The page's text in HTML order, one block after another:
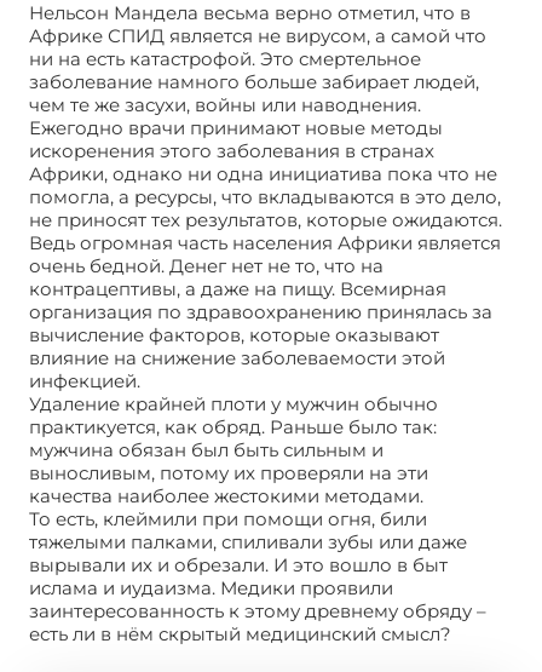
Нельсон Мандела весьма верно отметил, что в
Африке СПИД является не вирусом, а самой что
ни на есть катастрофой. Это смертельное
заболевание намного больше забирает людей,
чем те же засухи, войны или наводнения.
Ежегодно врачи принимают новые методы
искоренения этого заболевания в странах
Африки, однако ни одна инициатива пока что не
помогла, а ресурсы, что вкладываются в это дело,
не приносят тех результатов, которые ожидаются.
Ведь огромная часть населения Африки является
очень бедной. Денег нет не то, что на
контрацептивы, а даже на пищу. Всемирная
организация по здравоохранению принялась за
вычисление факторов, которые оказывают
влияние на снижение заболеваемости этой
инфекцией.
Удаление крайней плоти у мужчин обычно
практикуется, как обряд. Раньше было так:
мужчина обязан был быть сильным и
выносливым, потому их проверяли на эти
качества наиболее жестокими методами.
То есть, клеймили при помощи огня, били
тяжелыми палками, спиливали зубы или даже
вырывали их и обрезали. И это вошло в быт
ислама и иудаизма. Медики проявили
заинтересованность к этому древнему обряду –
есть ли в нём скрытый медицинский смысл?